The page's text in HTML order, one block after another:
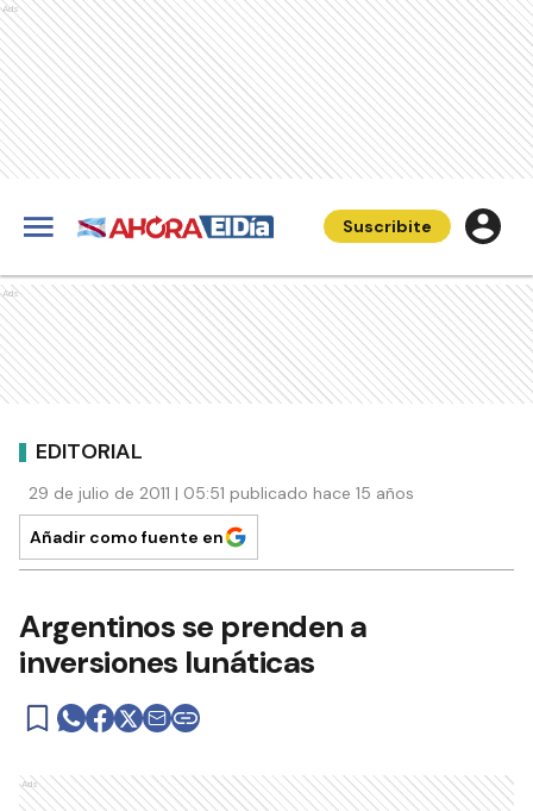
Ads
Suscribite
Ads
EDITORIAL
29 de julio de 2011 | 05:51 publicado hace 15 años
Añadir como fuente en
Argentinos se prenden a
inversiones lunáticas
Ads